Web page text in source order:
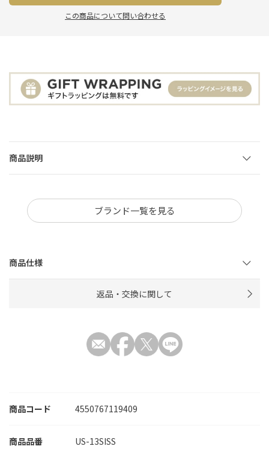
商品コード 4550767119409
US-13SISS
この商品について問い合わせる
商品説明
ブランド一覧を見る
商品仕様
返品・交換に関して